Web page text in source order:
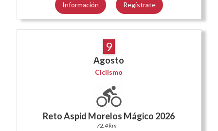
Información Regístrate
9
Agosto
Ciclismo
Reto Aspid Morelos Mágico 2026
72.4 km